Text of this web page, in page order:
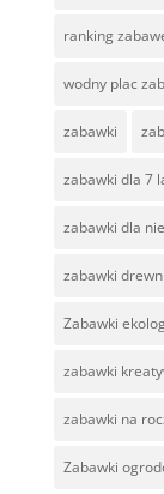
ranking
wodny plac
zabawki
zabawki dla 7
zabawki dla
zabawki
Zabawki
zabawki
zabawki na
Zabawki